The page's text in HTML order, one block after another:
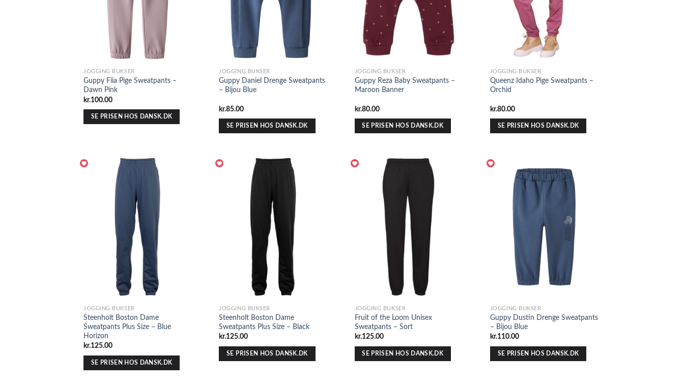
JOGGING BUKSER
Guppy Fiia Pige Sweatpants –
Dawn Pink
kr.100.00
SE PRISEN HOS DANSK.DK
JOGGING BUKSER
Guppy Daniel Drenge Sweatpants
– Bijou Blue
kr.85.00
SE PRISEN HOS DANSK.DK
JOGGING BUKSER
Guppy Reza Baby Sweatpants –
Maroon Banner
kr.80.00
SE PRISEN HOS DANSK.DK
JOGGING BUKSER
Queenz Idaho Pige Sweatpants –
Orchid
kr.80.00
SE PRISEN HOS DANSK.DK
JOGGING BUKSER
Steenholt Boston Dame
Sweatpants Plus Size – Blue
Horizon
kr.125.00
SE PRISEN HOS DANSK.DK
JOGGING BUKSER
Steenholt Boston Dame
Sweatpants Plus Size – Black
kr.125.00
SE PRISEN HOS DANSK.DK
JOGGING BUKSER
Fruit of the Loom Unisex
Sweatpants – Sort
kr.125.00
SE PRISEN HOS DANSK.DK
JOGGING BUKSER
Guppy Dustin Drenge Sweatpants
– Bijou Blue
kr.110.00
SE PRISEN HOS DANSK.DK